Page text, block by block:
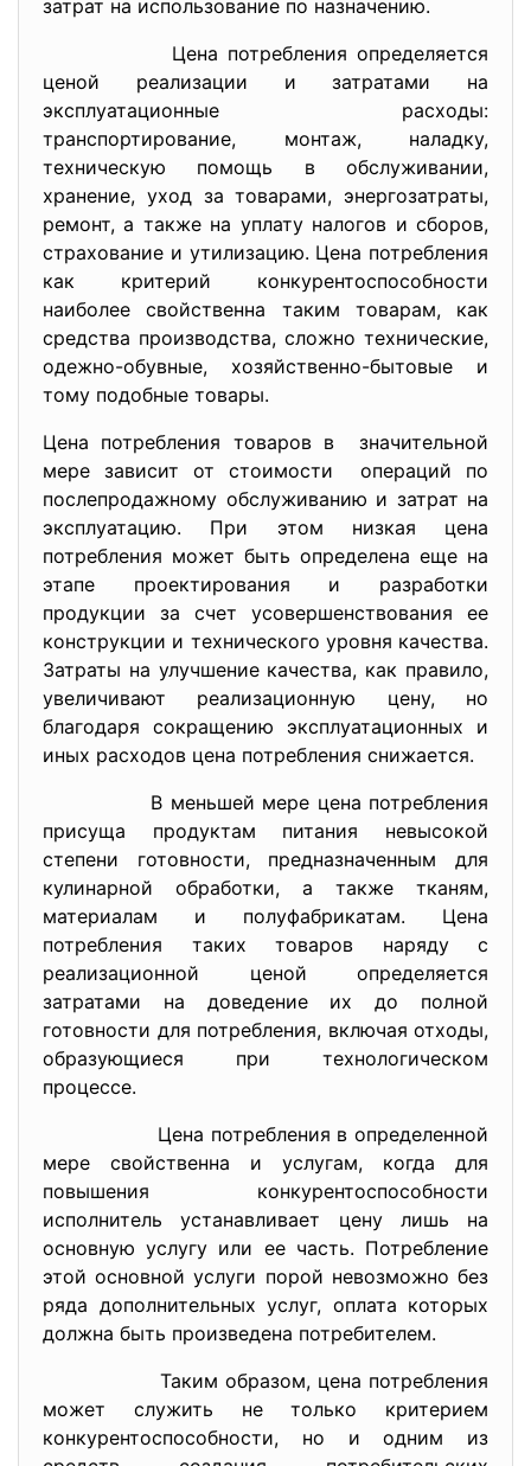
затрат на использование по назначению.
Цена потребления определяется
ценой реализации и затратами на
эксплуатационные расходы:
транспортирование, монтаж, наладку,
техническую помощь в обслуживании,
хранение, уход за товарами, энергозатраты,
ремонт, а также на уплату налогов и сборов,
страхование и утилизацию. Цена потребления
как критерий конкурентоспособности
наиболее свойственна таким товарам, как
средства производства, сложно технические,
одежно-обувные, хозяйственно-бытовые и
тому подобные товары.
Цена потребления товаров в значительной
мере зависит от стоимости операций по
послепродажному обслуживанию и затрат на
эксплуатацию. При этом низкая цена
потребления может быть определена еще на
этапе проектирования и разработки
продукции за счет усовершенствования ее
конструкции и технического уровня качества.
Затраты на улучшение качества, как правило,
увеличивают реализационную цену, но
благодаря сокращению эксплуатационных и
иных расходов цена потребления снижается.
В меньшей мере цена потребления
присуща продуктам питания невысокой
степени готовности, предназначенным для
кулинарной обработки, а также тканям,
материалам и полуфабрикатам. Цена
потребления таких товаров наряду с
реализационной ценой определяется
затратами на доведение их до полной
готовности для потребления, включая отходы,
образующиеся при технологическом
процессе.
Цена потребления в определенной
мере свойственна и услугам, когда для
повышения конкурентоспособности
исполнитель устанавливает цену лишь на
основную услугу или ее часть. Потребление
этой основной услуги порой невозможно без
ряда дополнительных услуг, оплата которых
должна быть произведена потребителем.
Таким образом, цена потребления
может служить не только критерием
конкурентоспособности, но и одним из